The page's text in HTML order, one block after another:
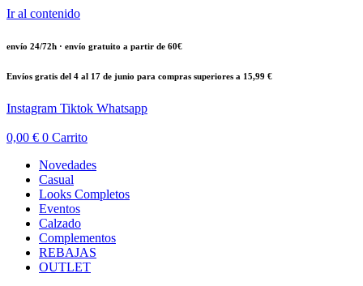
Ir al contenido
envío 24/72h · envío gratuito a partir de 60€
Envíos gratis del 4 al 17 de junio para compras superiores a 15,99 €
Instagram Tiktok Whatsapp
0,00 € 0 Carrito
Novedades
Casual
Looks Completos
Eventos
Calzado
Complementos
REBAJAS
OUTLET